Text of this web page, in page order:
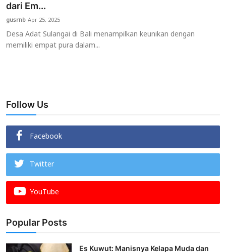
dari Em...
gusrnbApr 25, 2025
Desa Adat Sulangai di Bali menampilkan keunikan dengan
memiliki empat pura dalam...
Follow Us
Facebook
Twitter
YouTube
Popular Posts
Es Kuwut: Manisnya Kelapa Muda dan